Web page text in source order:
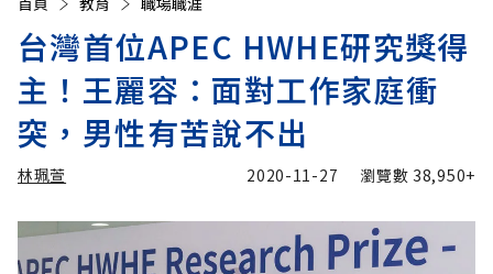
台灣首位APEC HWHE研究獎得
主！王麗容：面對工作家庭衝
突，男性有苦說不出
林珮萱 2020-11-27 瀏覽數 38,950+